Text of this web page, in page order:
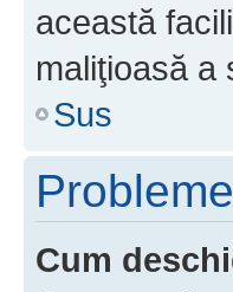
această
maliţioasă a
Sus
Cum